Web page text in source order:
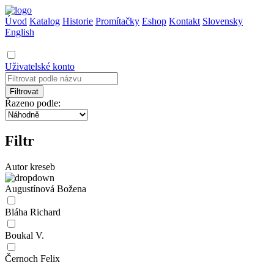
Úvod Katalog Historie Promítačky Eshop Kontakt Slovensky
English
Uživatelské konto
Filtrovat
Řazeno podle:
Filtr
Autor kreseb
Augustínová Božena
Bláha Richard
Boukal V.
Černoch Felix